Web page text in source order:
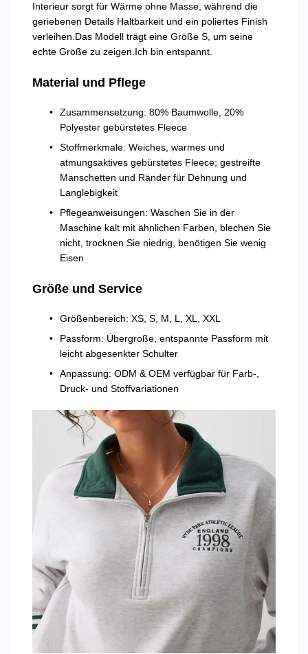
Interieur sorgt für Wärme ohne Masse, während die
geriebenen Details Haltbarkeit und ein poliertes Finish
verleihen.Das Modell trägt eine Größe S, um seine
echte Größe zu zeigen.Ich bin entspannt.
Material und Pflege
Zusammensetzung: 80% Baumwolle, 20%
Polyester gebürstetes Fleece
Stoffmerkmale: Weiches, warmes und
atmungsaktives gebürstetes Fleece; gestreifte
Manschetten und Ränder für Dehnung und
Langlebigkeit
Pflegeanweisungen: Waschen Sie in der
Maschine kalt mit ähnlichen Farben, blechen Sie
nicht, trocknen Sie niedrig, benötigen Sie wenig
Eisen
Größe und Service
Größenbereich: XS, S, M, L, XL, XXL
Passform: Übergroße, entspannte Passform mit
leicht abgesenkter Schulter
Anpassung: ODM & OEM verfügbar für Farb-,
Druck- und Stoffvariationen